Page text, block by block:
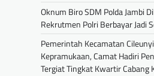
Oknum Biro SDM Polda Jambi
Rekrutmen Polri Berbayar Jadi
Pemerintah Kecamatan
Kepramukaan, Camat Hadiri
Tergiat Tingkat Kwartir Cabang